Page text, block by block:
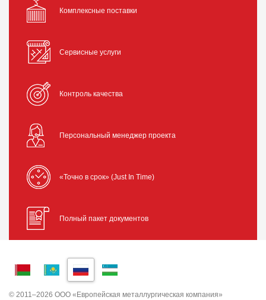
Комплексные поставки
Сервисные услуги
Контроль качества
Персональный менеджер проекта
«Точно в срок» (Just In Time)
Полный пакет документов
© 2011–2026 ООО «Европейская металлургическая компания»